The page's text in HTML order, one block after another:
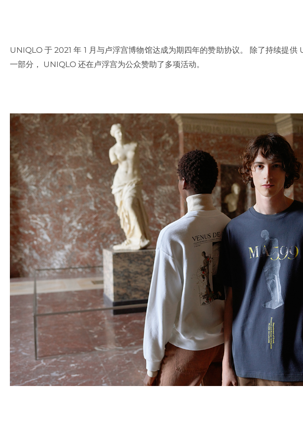
UNIQLO 于 2021 年 1 月与卢浮宫博物馆达成为期四年的赞助协议。 除了持续提供
一部分， UNIQLO 还在卢浮宫为公众赞助了多项活动。